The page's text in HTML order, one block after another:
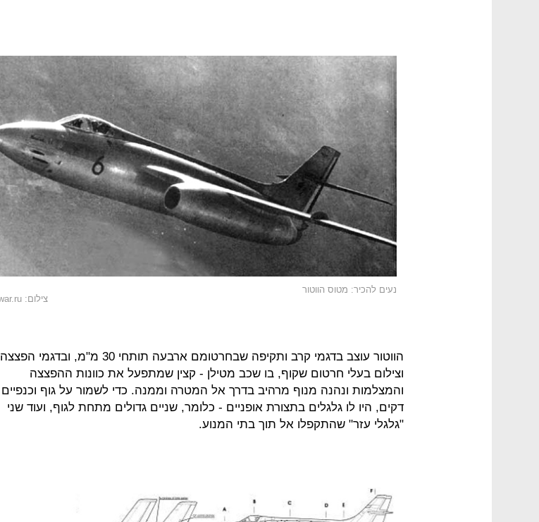
נעים להכיר: מטוס הווטור
צילום: airwar.ru
הווטור עוצב בדגמי קרב ותקיפה שבחרטומם ארבעה תותחי 30 מ"מ, ובדגמי הפצצה
וצילום בעלי חרטום שקוף, בו שכב מטילן - קצין שמתפעל את כוונות ההפצצה
והמצלמות ונהנה מנוף מרהיב בדרך אל המטרה וממנה. כדי לשמור על גוף וכנפיים
דקים, היו לו גלגלים בתצורת אופניים - כלומר, שניים גדולים מתחת לגוף, ועוד שני
"גלגלי עזר" שהתקפלו אל תוך בתי המנוע.